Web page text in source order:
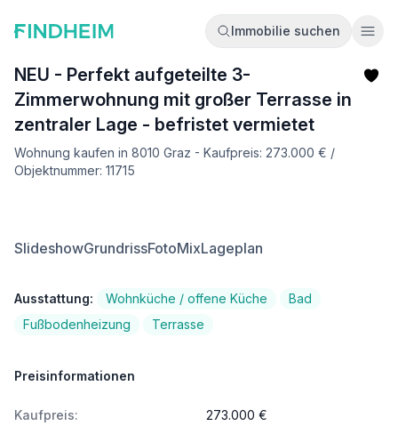
Immobilie suchen
NEU - Perfekt aufgeteilte 3-
Zimmerwohnung mit großer Terrasse in
zentraler Lage - befristet vermietet
Wohnung kaufen in 8010 Graz - Kaufpreis: 273.000 € /
Objektnummer: 11715
SlideshowGrundrissFotoMixLageplan
Ausstattung: Wohnküche / offene Küche
Bad
Fußbodenheizung
Terrasse
Preisinformationen
Kaufpreis: 273.000 €